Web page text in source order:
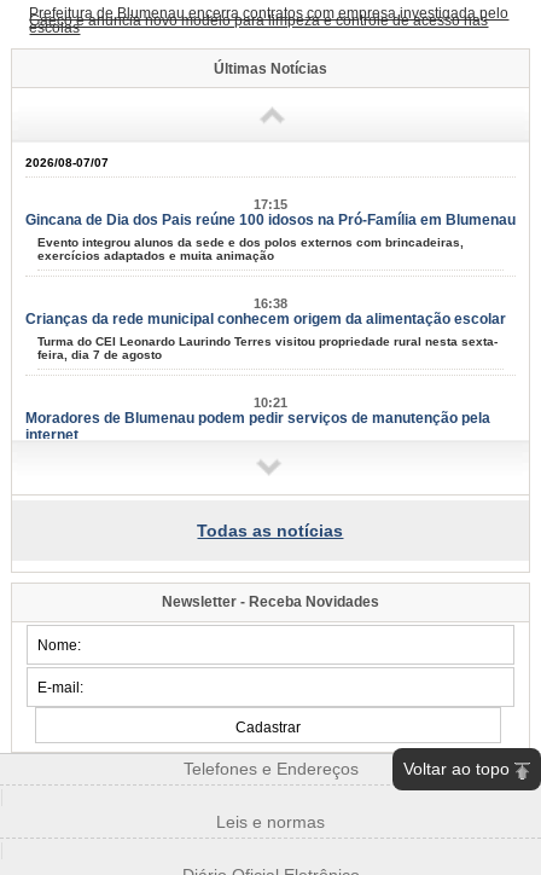
Prefeitura de Blumenau encerra contratos com empresa investigada pelo
Gaeco e anuncia novo modelo para limpeza e controle de acesso nas
escolas
Últimas Notícias
2026/08-07/07
17:15
Gincana de Dia dos Pais reúne 100 idosos na Pró-Família em Blumenau
Evento integrou alunos da sede e dos polos externos com brincadeiras,
exercícios adaptados e muita animação
16:38
Crianças da rede municipal conhecem origem da alimentação escolar
Turma do CEI Leonardo Laurindo Terres visitou propriedade rural nesta sexta-
feira, dia 7 de agosto
10:21
Moradores de Blumenau podem pedir serviços de manutenção pela
internet
Samae faz campanha para grandes geradores de lixo
para explicar sobre a lei
confira
Música, arte e cultura marcam mais um fim de semana na cidade
07:34
Famílias do Loteamento Arnold Zickuhr recebem regularização dos
imóveis após 23 anos
Prefeitura entrega documentação de 18 lotes na Velha Central; espera
começou em 2003
Todas as notícias
Newsletter - Receba Novidades
Telefones e Endereços
Leis e normas
Voltar ao topo